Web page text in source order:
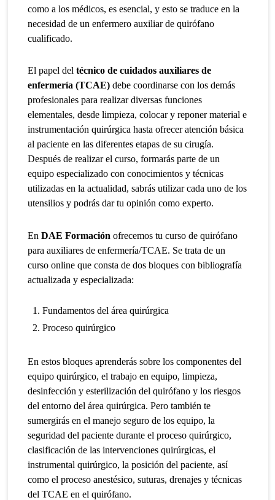
como a los médicos, es esencial, y esto se traduce en la
necesidad de un enfermero auxiliar de quirófano
cualificado.
El papel deltécnico de cuidados auxiliares de
enfermería (TCAE) debe coordinarse con los demás
profesionales para realizar diversas funciones
elementales, desde limpieza, colocar y reponer material e
instrumentación quirúrgica hasta ofrecer atención básica
al paciente en las diferentes etapas de su cirugía.
Después de realizar el curso, formarás parte de un
equipo especializado con conocimientos y técnicas
utilizadas en la actualidad, sabrás utilizar cada uno de los
utensilios y podrás dar tu opinión como experto.
EnDAE Formación ofrecemos tu curso de quirófano
para auxiliares de enfermería/TCAE. Se trata de un
curso online que consta de dos bloques con bibliografía
actualizada y especializada:
Fundamentos del área quirúrgica
Proceso quirúrgico
En estos bloques aprenderás sobre los componentes del
equipo quirúrgico, el trabajo en equipo, limpieza,
desinfección y esterilización del quirófano y los riesgos
del entorno del área quirúrgica. Pero también te
sumergirás en el manejo seguro de los equipo, la
seguridad del paciente durante el proceso quirúrgico,
clasificación de las intervenciones quirúrgicas, el
instrumental quirúrgico, la posición del paciente, así
como el proceso anestésico, suturas, drenajes y técnicas
del TCAE en el quirófano.